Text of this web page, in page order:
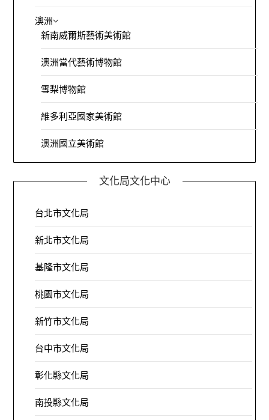
澳洲
新南威爾斯藝術美術館
澳洲當代藝術博物館
雪梨博物館
維多利亞國家美術館
澳洲國立美術館
文化局文化中心
台北市文化局
新北市文化局
基隆市文化局
桃園市文化局
新竹市文化局
台中市文化局
彰化縣文化局
南投縣文化局